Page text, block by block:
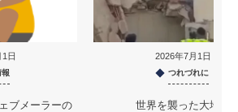
日
ブメーラーの
2026年7月1日
つれづれに
世界を襲った大地震